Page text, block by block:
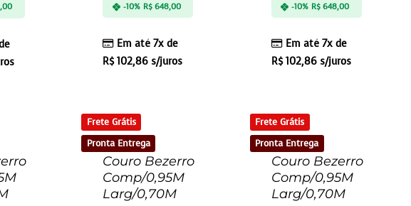
Em até 7x de
R$102,86 s/juros
-10% R$648,00
Em até 7x de
R$102,86s/juros
-10% R$ 648,00
Frete Grátis
Pronta Entrega
Couro Bezerro
Comp/0,95M
Larg/0,70M
Frete Grátis
Pronta Entrega
Couro Bezerro
Comp/0,95M
Larg/0,70M